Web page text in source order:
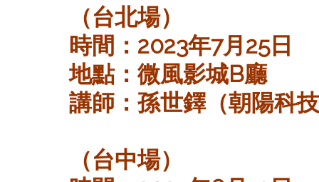
（台北場）
時間：2023年7月25日
地點：微風影城B廳
講師：孫世鐸（朝陽科
（台中場）